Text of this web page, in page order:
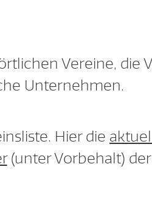
Vereine, die
Unternehmen.
Hier die
(unter Vorbehalt)